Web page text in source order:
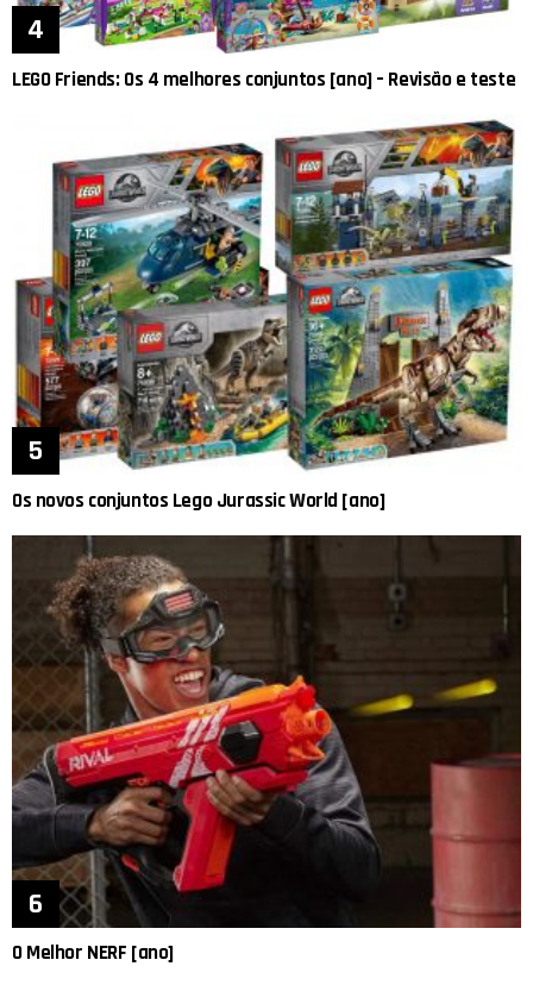
LEGO Friends: Os 4 melhores conjuntos [ano] – Revisão e teste
Os novos conjuntos Lego Jurassic World [ano]
O Melhor NERF [ano]